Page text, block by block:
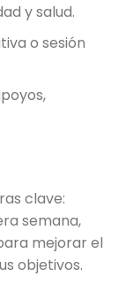
y salud.
o sesión
clave:
semana,
mejorar el
objetivos.